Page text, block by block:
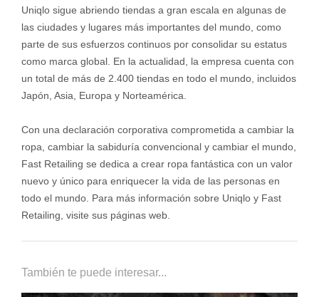
Uniqlo sigue abriendo tiendas a gran escala en algunas de
las ciudades y lugares más importantes del mundo, como
parte de sus esfuerzos continuos por consolidar su estatus
como marca global. En la actualidad, la empresa cuenta con
un total de más de 2.400 tiendas en todo el mundo, incluidos
Japón, Asia, Europa y Norteamérica.
Con una declaración corporativa comprometida a cambiar la
ropa, cambiar la sabiduría convencional y cambiar el mundo,
Fast Retailing se dedica a crear ropa fantástica con un valor
nuevo y único para enriquecer la vida de las personas en
todo el mundo. Para más información sobre Uniqlo y Fast
Retailing, visite sus páginas web.
También te puede interesar...